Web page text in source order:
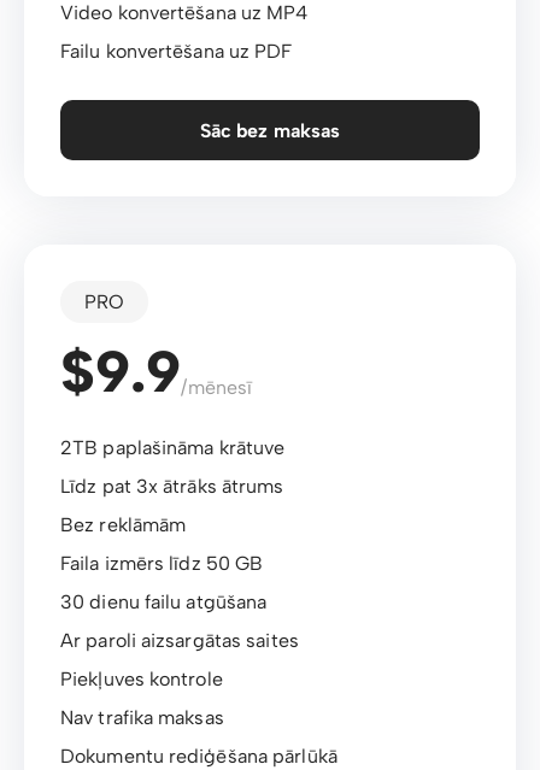
Video konvertēšana uz MP4
Failu konvertēšana uz PDF
Sāc bez maksas
PRO
$9.9/mēnesī
2TB paplašināma krātuve
Līdz pat 3x ātrāks ātrums
Bez reklāmām
Faila izmērs līdz 50 GB
30 dienu failu atgūšana
Ar paroli aizsargātas saites
Piekļuves kontrole
Nav trafika maksas
Dokumentu rediģēšana pārlūkā